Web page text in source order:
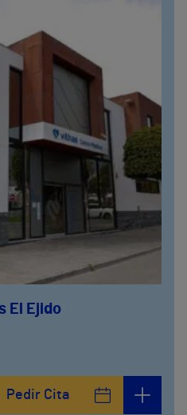
El Ejido
Pedir Cita